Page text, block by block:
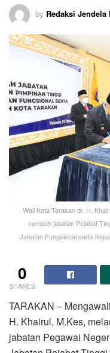
by Redaksi Jendela
Wali Kota Tarakan dr. H.
sumpah jabatan Pejabat
Jabatan Fungsional serta
0
SHARES
TARAKAN –
H. Khairul, M.Kes,
jabatan Pegawai